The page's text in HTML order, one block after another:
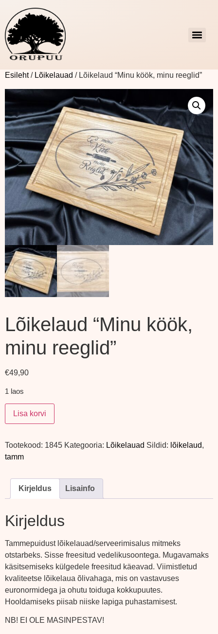
Esileht/ Lõikelauad / Lõikelaud “Minu köök, minu reeglid”
Lõikelaud “Minu köök,
minu reeglid”
€49,90
1 laos
Lisa korvi
Tootekood: 1845 Kategooria: Lõikelauad Sildid: lõikelaud,
tamm
Kirjeldus Lisainfo
Kirjeldus
Tammepuidust lõikelauad/serveerimisalus mitmeks
otstarbeks. Sisse freesitud vedelikusoontega. Mugavamaks
käsitsemiseks külgedele freesitud käeavad. Viimistletud
kvaliteetse lõikelaua õlivahaga, mis on vastavuses
euronormidega ja ohutu toiduga kokkupuutes.
Hooldamiseks piisab niiske lapiga puhastamisest.
NB! EI OLE MASINPESTAV!